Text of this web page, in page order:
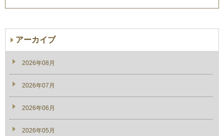
アーカイブ
2026年08月
2026年07月
2026年06月
2026年05月